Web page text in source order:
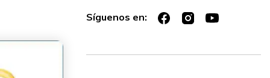
Síguenos en: